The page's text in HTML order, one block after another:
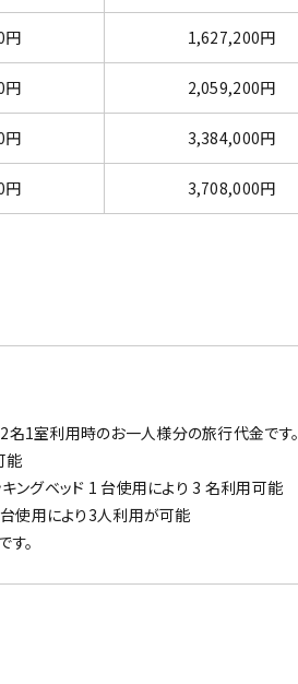
円 1,627,200円
円 2,059,200円
円 3,384,000円
円 3,708,000円
名1室利用時のお一人様分の旅行代金です。
能
キングベッド 1 台使用により 3 名利用可能
1台使用により3人利用が可能
。